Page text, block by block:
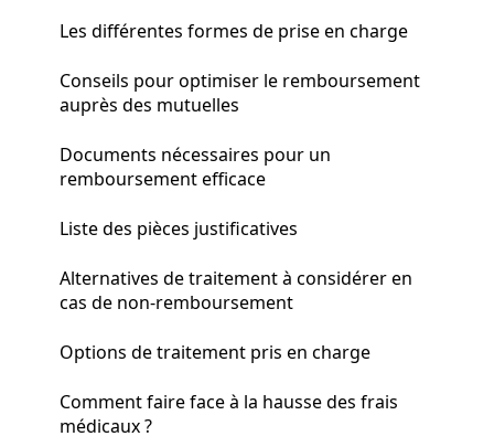
Les différentes formes de prise en charge
Conseils pour optimiser le remboursement
auprès des mutuelles
Documents nécessaires pour un
remboursement efficace
Liste des pièces justificatives
Alternatives de traitement à considérer en
cas de non-remboursement
Options de traitement pris en charge
Comment faire face à la hausse des frais
médicaux ?